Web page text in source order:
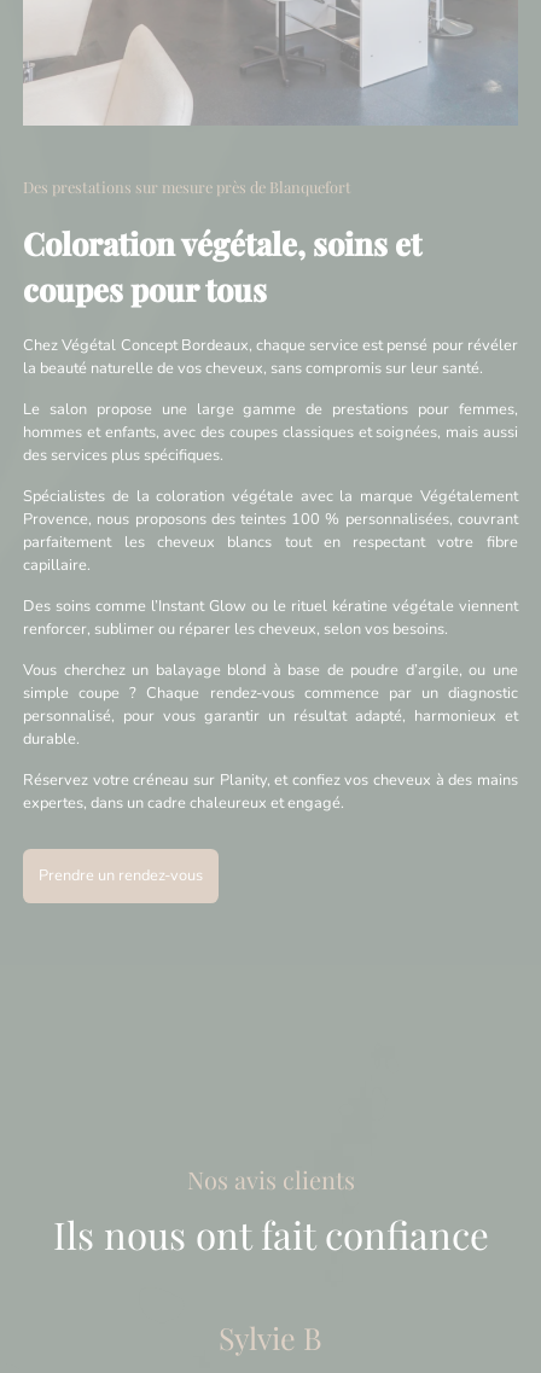
Des prestations sur mesure près de Blanquefort
Coloration végétale, soins et
coupes pour tous
Chez Végétal Concept Bordeaux, chaque service est pensé pour révéler
la beauté naturelle de vos cheveux, sans compromis sur leur santé.
Le salon propose une large gamme de prestations pour femmes,
hommes et enfants, avec des coupes classiques et soignées, mais aussi
des services plus spécifiques.
Spécialistes de la coloration végétale avec la marque Végétalement
Provence, nous proposons des teintes 100 % personnalisées, couvrant
parfaitement les cheveux blancs tout en respectant votre fibre
capillaire.
Des soins comme l’Instant Glow ou le rituel kératine végétale viennent
renforcer, sublimer ou réparer les cheveux, selon vos besoins.
Vous cherchez un balayage blond à base de poudre d’argile, ou une
simple coupe ? Chaque rendez-vous commence par un diagnostic
personnalisé, pour vous garantir un résultat adapté, harmonieux et
durable.
Réservez votre créneau sur Planity, et confiez vos cheveux à des mains
expertes, dans un cadre chaleureux et engagé.
Prendre un rendez-vous
Nos avis clients
Ils nous ont fait confiance
Sylvie B